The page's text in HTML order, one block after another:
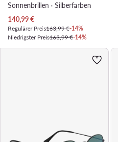
Sonnenbrillen · Silberfarben
Aktueller Preis
140,99€
Regulärer Preis163,99 €-14%
Niedrigster Preis163,99 €-14%